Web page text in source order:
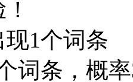
1个词条
词条，概